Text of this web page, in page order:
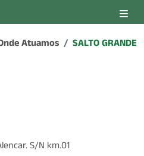
Atuamos SALTO GRANDE
S/N km.01